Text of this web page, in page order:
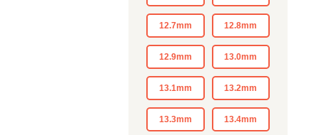
12.7mm 12.8mm
12.9mm 13.0mm
13.1mm 13.2mm
13.3mm 13.4mm